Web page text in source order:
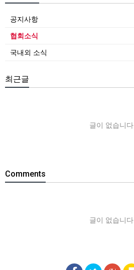
공지사항
협회소식
국내외 소식
최근글
글이 없습니다.
Comments
글이 없습니다.